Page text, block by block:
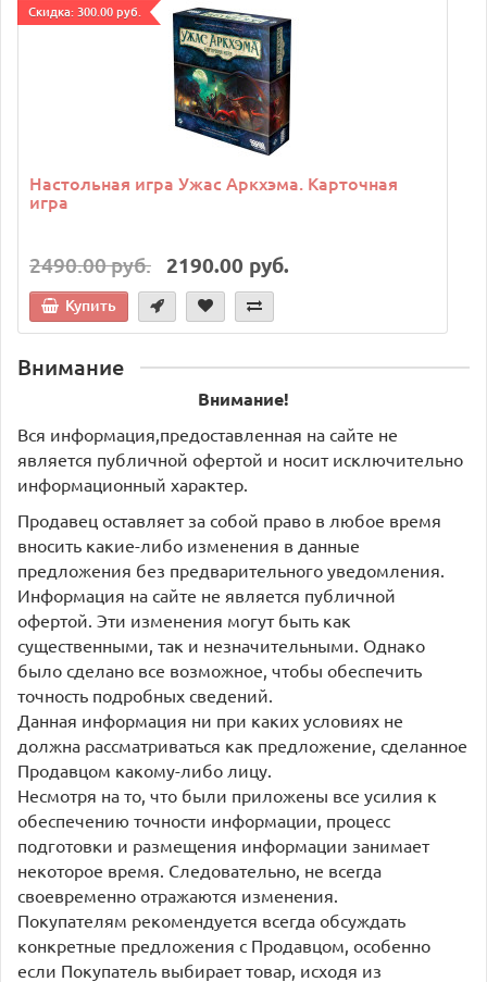
Cкидка: 300.00 руб.
Настольная игра Ужас Аркхэма. Карточная
игра
2490.00 руб. 2190.00 руб.
Купить
Внимание
Внимание!
Вся информация,предоставленная на сайте не
является публичной офертой и носит исключительно
информационный характер.
Продавец оставляет за собой право в любое время
вносить какие-либо изменения в данные
предложения без предварительного уведомления.
Информация на сайте не является публичной
офертой. Эти изменения могут быть как
существенными, так и незначительными. Однако
было сделано все возможное, чтобы обеспечить
точность подробных сведений.
Данная информация ни при каких условиях не
должна рассматриваться как предложение, сделанное
Продавцом какому-либо лицу.
Несмотря на то, что были приложены все усилия к
обеспечению точности информации, процесс
подготовки и размещения информации занимает
некоторое время. Следовательно, не всегда
своевременно отражаются изменения.
Покупателям рекомендуется всегда обсуждать
конкретные предложения с Продавцом, особенно
если Покупатель выбирает товар, исходя из